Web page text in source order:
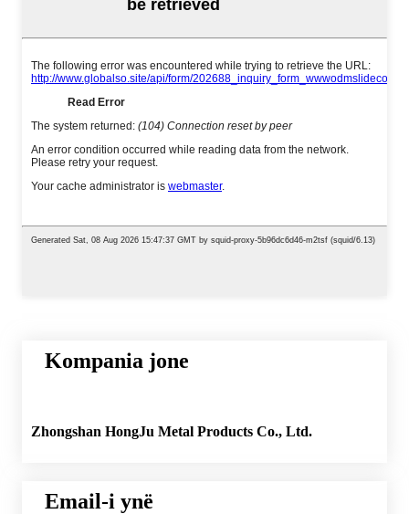
Kompania jone
Zhongshan HongJu Metal Products Co., Ltd.
Email-i ynë